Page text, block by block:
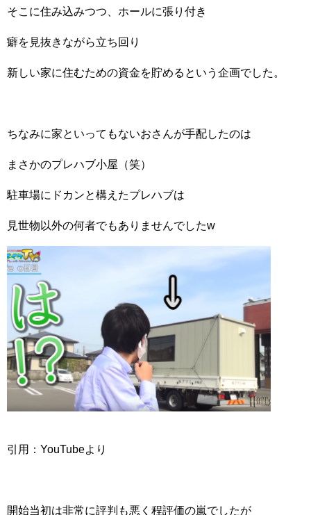
そこに住み込みつつ、ホールに張り付き
癖を見抜きながら立ち回り
新しい家に住むための資金を貯めるという企画でした。
ちなみに家といってもないおさんが手配したのは
まさかのプレハブ小屋（笑）
駐車場にドカンと構えたプレハブは
見世物以外の何者でもありませんでしたw
引用：YouTubeより
開始当初は非常に評判も悪く程評価の嵐でしたが